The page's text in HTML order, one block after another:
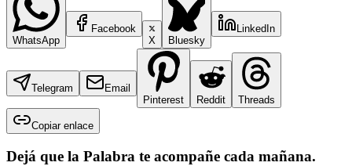
WhatsApp
Facebook
X
Bluesky
LinkedIn
Telegram
Email
Pinterest
Reddit Threads
Copiar enlace
Dejá que la Palabra te acompañe cada mañana.